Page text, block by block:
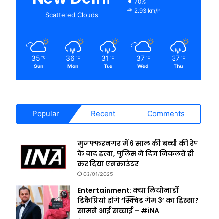
Scattered Clouds
70%
2.93 km/h
35 ℃
Sun
36 ℃
Mon
31 ℃
Tue
37 ℃
Wed
37 ℃
Thu
Popular Recent Comments
मुजफ्फरनगर में 6 साल की बच्ची की रेप
के बाद हत्या, पुलिस ने दिन निकलते ही
कर दिया एनकाउंटर
03/01/2025
Entertainment: क्या लियोनार्डो
डिकैप्रियो होंगे ‘स्क्विड गेम 3’ का हिस्सा?
सामने आई सच्चाई – #iNA